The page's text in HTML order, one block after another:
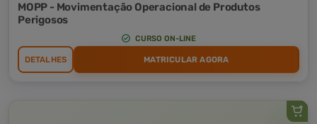
MOPP - Movimentação Operacional de Produtos
Perigosos
CURSO ON-LINE
DETALHES MATRICULAR AGORA